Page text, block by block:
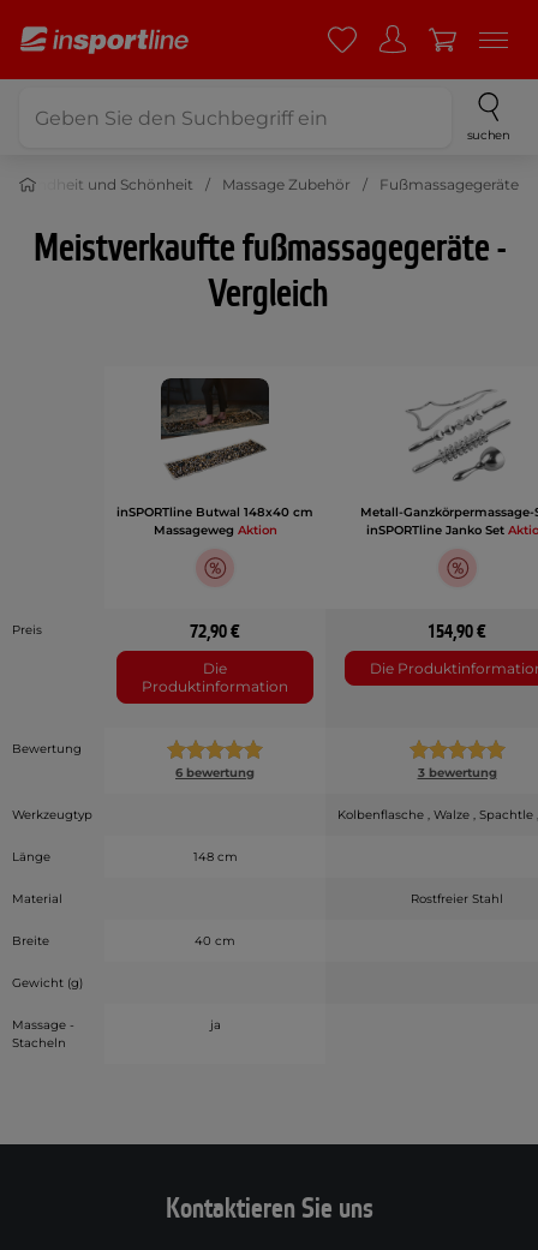
suchen
Gesundheit und Schönheit Massage Zubehör Fußmassagegeräte
Meistverkaufte fußmassagegeräte -
Vergleich
inSPORTline Butwal 148x40 cm
Massageweg Aktion
Metall-Ganzkörpermassage-
inSPORTline Janko Set
Preis 72,90 €
Die
Produktinformation
154,90 €
Die
Bewertung
6 bewertung
3 bewertung
Werkzeugtyp Kolbenflasche , Walze , Spachtle
Länge 148 cm
Material Rostfreier Stahl
Breite 40 cm
Gewicht (g)
Massage -
Stacheln
ja
Kontaktieren Sie uns